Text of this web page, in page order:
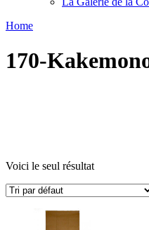
Home
170-
Voici le seul résultat